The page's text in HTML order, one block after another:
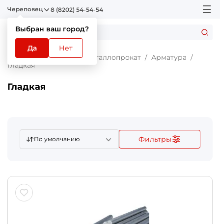
Череповец
Выбран ваш город?
Да Нет
8 (8202) 54-54-54
Главная Каталог Металлопрокат
Арматура
Гладкая
Гладкая
По умолчанию Фильтры